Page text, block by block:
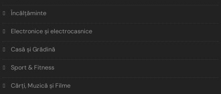
Încălţăminte
Electronice și electrocasnice
Casă și Grădină
Sport & Fitness
Cărți, Muzică și Filme